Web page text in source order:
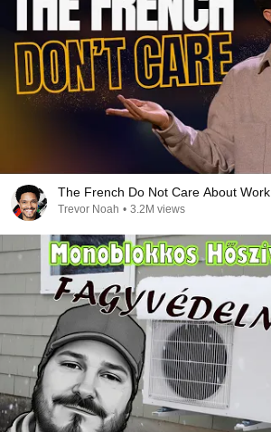
The French Do Not Care About Work
Trevor Noah • 3.2M views